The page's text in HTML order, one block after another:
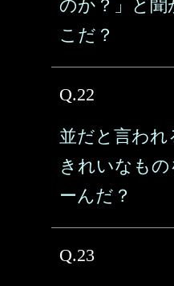
のか？」と聞
こだ？
Q.22
並だと言われ
きれいなも
ーんだ？
Q.23